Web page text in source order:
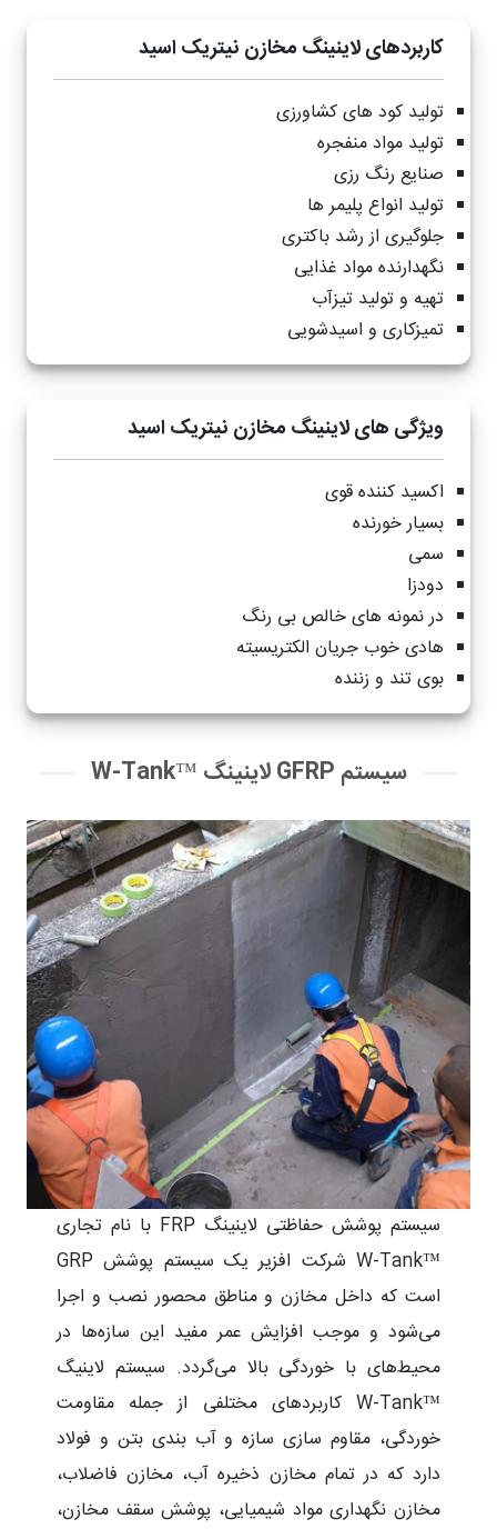
کاربردهای لاینینگ مخازن نیتریک اسید
تولید کود های کشاورزی
تولید مواد منفجره
صنایع رنگ رزی
تولید انواع پلیمر ها
جلوگیری از رشد باکتری
نگهدارنده مواد غذایی
تهیه و تولید تیزآب
تمیزکاری و اسیدشویی
ویژگی های لاینینگ مخازن نیتریک اسید
اکسید کننده قوی
بسیار خورنده
سمی
دودزا
در نمونه های خالص بی رنگ
هادی خوب جریان الکتریسیته
بوی تند و زننده
سیستم GFRP لاینینگ ™W-Tank
سیستم پوشش حفاظتی لاینینگ FRP با نام تجاری
™W-Tank شرکت افزیر یک سیستم پوشش GRP
است که داخل مخازن و مناطق محصور نصب و اجرا
می‌شود و موجب افزایش عمر مفید این سازه‌ها در
محیط‌های با خوردگی بالا می‌گردد. سیستم لاینیگ
™W-Tank کاربردهای مختلفی از جمله مقاومت
خوردگی، مقاوم سازی سازه و آب بندی بتن و فولاد
دارد که در تمام مخازن ذخیره آب، مخازن فاضلاب،
مخازن نگهداری مواد شیمیایی، پوشش سقف مخازن،